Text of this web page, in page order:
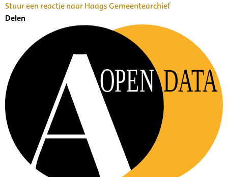
Stuur een reactie naar Haags Gemeentearchief
Delen
OPEN DATA